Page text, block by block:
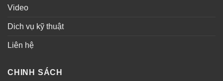
Video
Dich vụ kỹ thuật
Liên hệ
CHINH SÁCH